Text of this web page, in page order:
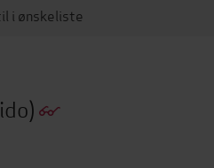
i ønskeliste